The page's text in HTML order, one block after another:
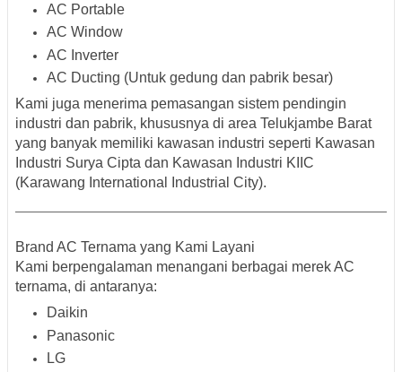
AC Portable
AC Window
AC Inverter
AC Ducting (Untuk gedung dan pabrik besar)
Kami juga menerima pemasangan sistem pendingin
industri dan pabrik, khususnya di area Telukjambe Barat
yang banyak memiliki kawasan industri seperti Kawasan
Industri Surya Cipta dan Kawasan Industri KIIC
(Karawang International Industrial City).
Brand AC Ternama yang Kami Layani
Kami berpengalaman menangani berbagai merek AC
ternama, di antaranya:
Daikin
Panasonic
LG